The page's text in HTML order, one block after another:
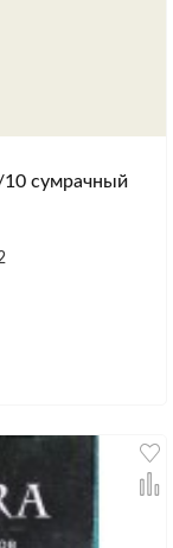
10 сумрачный